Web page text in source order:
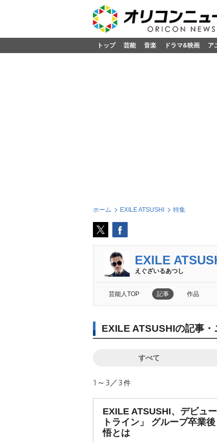
トップ 芸能 音楽 ドラマ&映画 ア
ホーム EXILE ATSUSHI 特集
EXILE
えぐざいるあつし
芸能人TOP 記事 作品
EXILE ATSUSHIの記事・
すべて
1～3／3件
EXILE ATSUSHI、デビュ
トライン」 グループ卒業
悟とは